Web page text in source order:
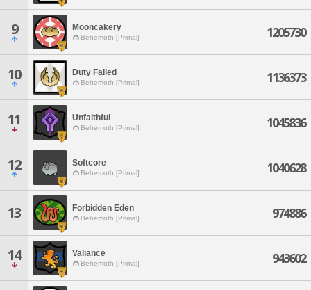
9 Mooncakery
Behemoth [Primal] 1205730
10 Duty Failed
Behemoth [Primal] 1136373
11 Unfaithful
Behemoth [Primal] 1045836
12 Softcore
Behemoth [Primal] 1040628
13 Forbidden Eden
Behemoth [Primal] 974886
14 Valiance
Behemoth [Primal] 943602